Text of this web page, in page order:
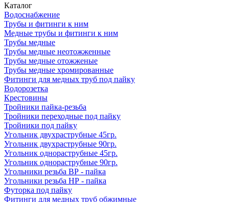
Каталог
Водоснабжение
Трубы и фитинги к ним
Медные трубы и фитинги к ним
Трубы медные
Трубы медные неотожженные
Трубы медные отожженые
Трубы медные хромированные
Фитинги для медных труб под пайку
Водорозетка
Крестовины
Тройники пайка-резьба
Тройники переходные под пайку
Тройники под пайку
Угольник двухраструбные 45гр.
Угольник двухраструбные 90гр.
Угольник однораструбные 45гр.
Угольник однораструбные 90гр.
Угольники резьба ВР - пайка
Угольники резьба НР - пайка
Футорка под пайку
Фитинги для медных труб обжимные